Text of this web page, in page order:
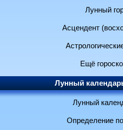
Лунный
Асцендент
Ещё
Лунный
Лунный
Определение